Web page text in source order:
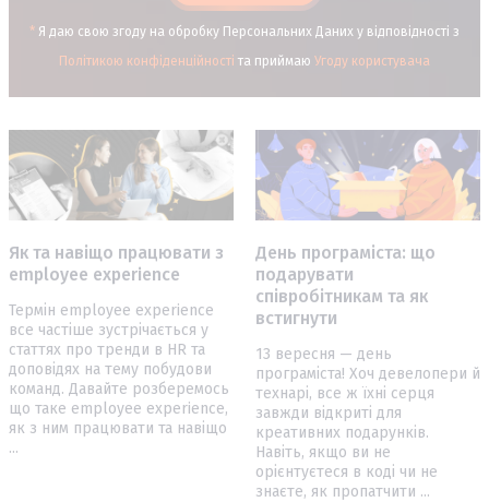
* Я даю свою згоду на обробку Персональних Даних у відповідності з
Політикою конфіденційності та приймаю Угоду користувача
Як та навіщо працювати з
employee experience
Термін employee experience
все частіше зустрічається у
статтях про тренди в HR та
доповідях на тему побудови
команд. Давайте розберемось
що таке employee experience,
як з ним працювати та навіщо
...
День програміста: що
подарувати
співробітникам та як
встигнути
13 вересня — день
програміста! Хоч девелопери й
технарі, все ж їхні серця
завжди відкриті для
креативних подарунків.
Навіть, якщо ви не
орієнтуєтеся в коді чи не
знаєте, як пропатчити ...